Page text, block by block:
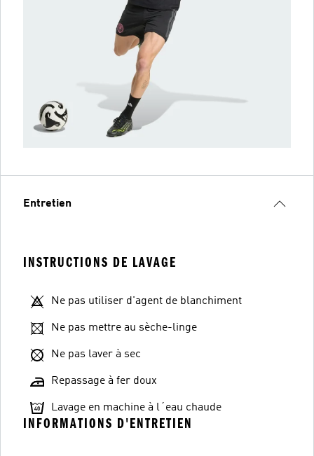
Entretien
INSTRUCTIONS DE LAVAGE
Ne pas utiliser d'agent de blanchiment
Ne pas mettre au sèche-linge
Ne pas laver à sec
Repassage à fer doux
Lavage en machine à l´eau chaude
INFORMATIONS D'ENTRETIEN